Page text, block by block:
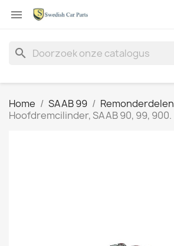

search
Home SAAB 99
Remonderdelen
Hoofdremcilinder, SAAB 90, 99, 900.